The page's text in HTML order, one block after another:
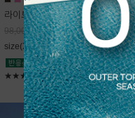
라이트데님 핀턱 스커트
98,000원 68,600원
size(XS,S,M,L)
★★★★★5